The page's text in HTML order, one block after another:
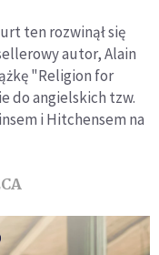
ten rozwinął się
autor, Alain
"Religion for
do angielskich tzw.
i Hitchensem na